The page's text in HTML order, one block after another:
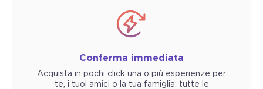
Conferma immediata
Acquista in pochi click una o più esperienze per
te, i tuoi amici o la tua famiglia: tutte le